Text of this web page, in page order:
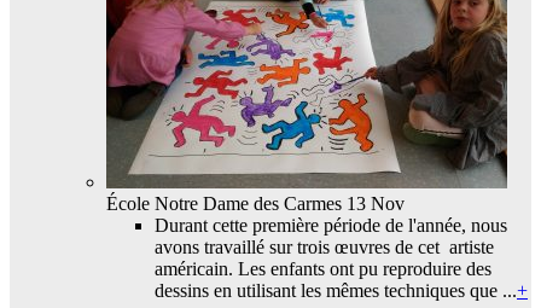
École Notre Dame des Carmes 13 Nov
Durant cette première période de l'année, nous
avons travaillé sur trois œuvres de cet artiste
américain. Les enfants ont pu reproduire des
dessins en utilisant les mêmes techniques que ...+